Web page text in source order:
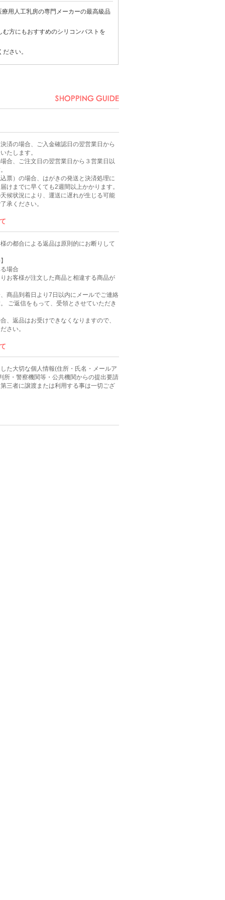
療用 人工乳房の専門メーカーの最高級品
む方にもおすすめのシリコンバストを
さい。
済の場合、ご入金確認日の翌営業日から
たします。
合、ご注文日の翌営業日から３営業日以
票）の場合、はがきの発送と決済処理に
けまでに早くても2週間以上かかります。
候状況により、運送に遅れが生じる可能
承ください。
の都合による返品は原則的にお断りして
場合
お客様が注文した商品と相違する商品が
商品到着日より7日以内にメールでご連絡
ご返信をもって、受領とさせていただき
、返品はお受けできなくなりますので、
さい。
た大切な個人情報(住所・氏名・メールア
所・警察機関等・公共機関からの提出要請
三者に譲渡または利用する事は一切ござ